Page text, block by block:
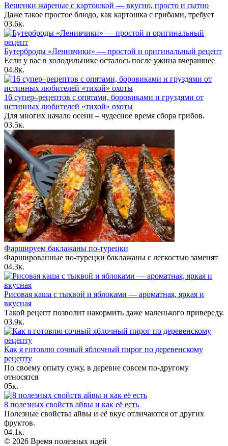
Вешенки жареные с картошкой — вкусно, просто и сытно
Даже такое простое блюдо, как картошка с грибами, требует
03.6к.
Бутерброды «Ленивчики» — простой и оригинальный рецепт
Если у вас в холодильнике осталось после ужина вчерашнее
04.8к.
16 супер–рецептов с опятами, боровиками и груздями от
истинных любителей «тихой» охоты
Для многих начало осени – чудесное время сбора грибов.
03.5к.
Фаршируем баклажаны по-турецки
Фаршированные по-турецки баклажаны с легкостью заменят
04.3к.
Рисовая каша с тыквой и яблоками — ароматная, яркая и
вкусная
Такой рецепт позволит накормить даже маленького привереду.
03.9к.
Как я готовлю сочный яблочный пирог по деревенскому
рецепту
По своему опыту сужу, в деревне совсем по-другому
относятся
05к.
8 полезных свойств айвы и как её есть
Полезные свойства айвы и её вкус отличаются от других
фруктов.
04.1к.
© 2026 Время полезных идей